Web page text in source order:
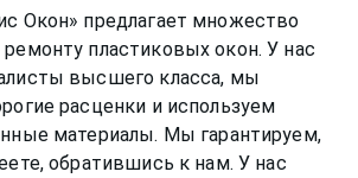
Окон» предлагает множество
пластиковых окон. У нас
высшего класса, мы
расценки и используем
материалы. Мы гарантируем,
обратившись к нам. У нас